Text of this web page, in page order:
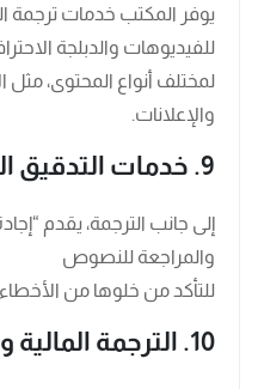
للفيديوهات والدبلجة
لمختلف أنواع المحتوى، مثل
والإعلانات.
9. خدمات التدقيق اللغوي
إلى جانب الترجمة، يقدم
والمراجعة للنصوص
للتأكد من خلوها من الأخطاء
10. الترجمة المالية والاقتصادية